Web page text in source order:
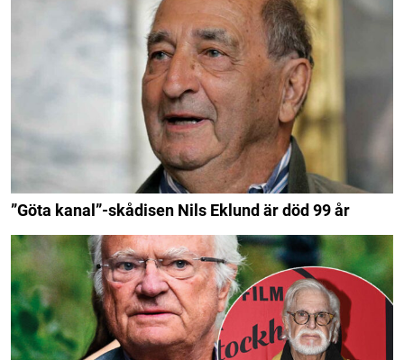
”Göta kanal”-skådisen Nils Eklund är död 99 år